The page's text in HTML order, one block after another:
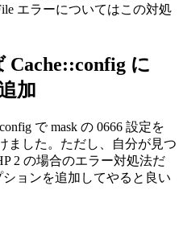
エラーについてはこの対処
Cache::config に
加
で mask の 0666 設定を
ました。ただし、自分が見つ
2 の場合のエラー対処法だ
ョンを追加してやると良い